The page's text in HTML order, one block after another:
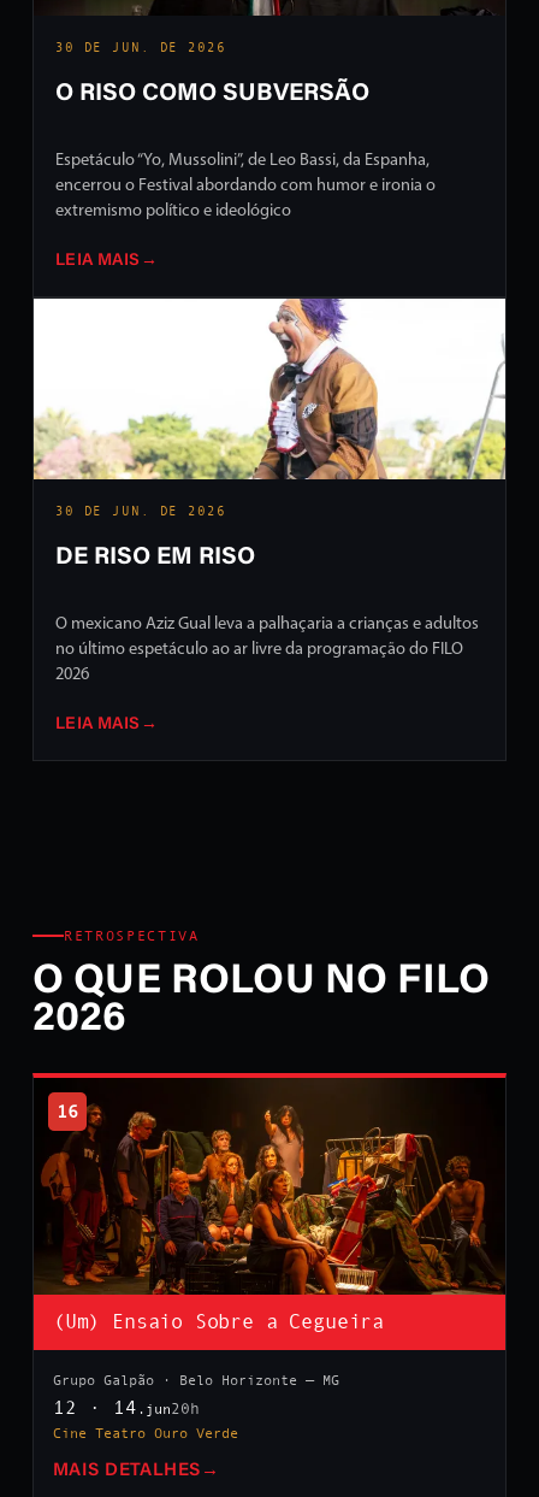
30 DE JUN. DE 2026
O RISO COMO SUBVERSÃO
Espetáculo “Yo, Mussolini”, de Leo Bassi, da Espanha,
encerrou o Festival abordando com humor e ironia o
extremismo político e ideológico
LEIA MAIS →
30 DE JUN. DE 2026
DE RISO EM RISO
O mexicano Aziz Gual leva a palhaçaria a crianças e adultos
no último espetáculo ao ar livre da programação do FILO
2026
LEIA MAIS →
RETROSPECTIVA
O QUE ROLOU NO FILO
2026
16
(Um) Ensaio Sobre a Cegueira
Grupo Galpão · Belo Horizonte — MG
12 · 14 .jun20h
Cine Teatro Ouro Verde
MAIS DETALHES →